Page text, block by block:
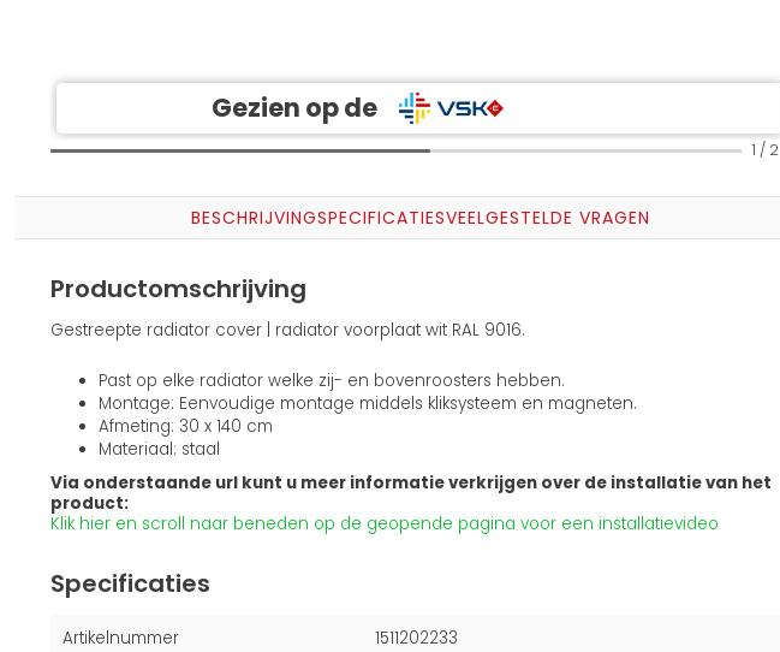
Gezien op de
1 / 2
BESCHRIJVINGSPECIFICATIESVEELGESTELDE VRAGEN
Productomschrijving
Gestreepte radiator cover | radiator voorplaat wit RAL 9016.
Past op elke radiator welke zij- en bovenroosters hebben.
Montage: Eenvoudige montage middels kliksysteem en magneten.
Afmeting: 30 x 140 cm
Materiaal: staal
Via onderstaande url kunt u meer informatie verkrijgen over de installatie van het
product:
Klik hier en scroll naar beneden op de geopende pagina voor een installatievideo
Specificaties
Artikelnummer 1511202233